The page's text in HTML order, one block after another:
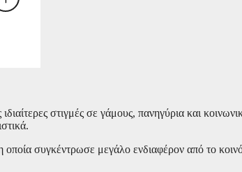
στιγμές σε γάμους, πανηγύρια και
συγκέντρωσε μεγάλο ενδιαφέρον από το